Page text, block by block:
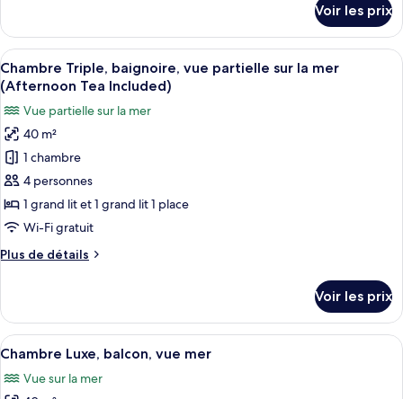
avec
lits
jumeaux,
baignoire
(Window,
Afternoon
Tea
included)
le
type
de
chambre
Chambre
Deluxe
avec
lits
jumeaux,
baignoire
Afternoon
Tea
Voir les prix
Afficher
toutes
les
photos
pour
ce
type
de
chambre :
Triple,
partielle
sur
mer
Une chambre d’hôtel avec un grand
11
Chambre Triple, baignoire, vue partielle sur la mer
(Afternoon Tea Included)
Vue partielle sur la mer
40 m²
1 chambre
4 personnes
1 grand lit et 1 grand lit 1 place
Wi-Fi gratuit
Plus de détails
Plus
le
type
de
Chambre
Voir les prix
Afficher
toutes
les
Un espace piscine avec des chaises
13
Chambre Luxe, balcon, vue mer
Vue sur la mer